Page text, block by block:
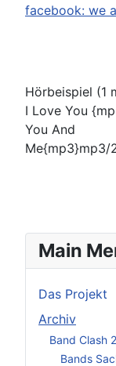
Main
Das Projekt
Archiv
Band Clash
Bands
facebook: we
Hörbeispiel (1
I Love You
You And
Me{mp3}mp3/